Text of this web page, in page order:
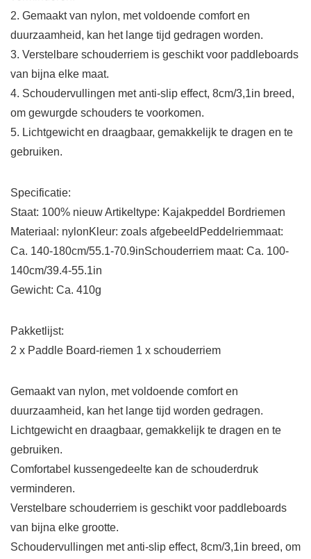
2. Gemaakt van nylon, met voldoende comfort en
duurzaamheid, kan het lange tijd gedragen worden.
3. Verstelbare schouderriem is geschikt voor paddleboards
van bijna elke maat.
4. Schoudervullingen met anti-slip effect, 8cm/3,1in breed,
om gewurgde schouders te voorkomen.
5. Lichtgewicht en draagbaar, gemakkelijk te dragen en te
gebruiken.
Specificatie:
Staat: 100% nieuw Artikeltype: Kajakpeddel Bordriemen
Materiaal: nylonKleur: zoals afgebeeldPeddelriemmaat:
Ca. 140-180cm/55.1-70.9inSchouderriem maat: Ca. 100-
140cm/39.4-55.1in
Gewicht: Ca. 410g
Pakketlijst:
2 x Paddle Board-riemen 1 x schouderriem
Gemaakt van nylon, met voldoende comfort en
duurzaamheid, kan het lange tijd worden gedragen.
Lichtgewicht en draagbaar, gemakkelijk te dragen en te
gebruiken.
Comfortabel kussengedeelte kan de schouderdruk
verminderen.
Verstelbare schouderriem is geschikt voor paddleboards
van bijna elke grootte.
Schoudervullingen met anti-slip effect, 8cm/3,1in breed, om